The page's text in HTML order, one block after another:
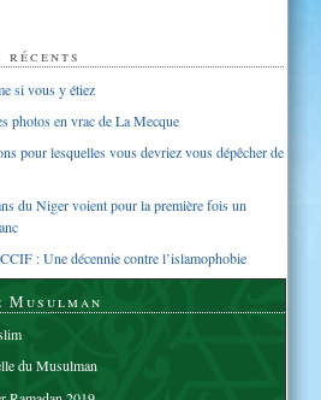
si vous y étiez
photos en vrac de La Mecque
pour lesquelles vous devriez vous dépêcher de
du Niger voient pour la première fois un
: Une décennie contre l’islamophobie
Musulman
du Musulman